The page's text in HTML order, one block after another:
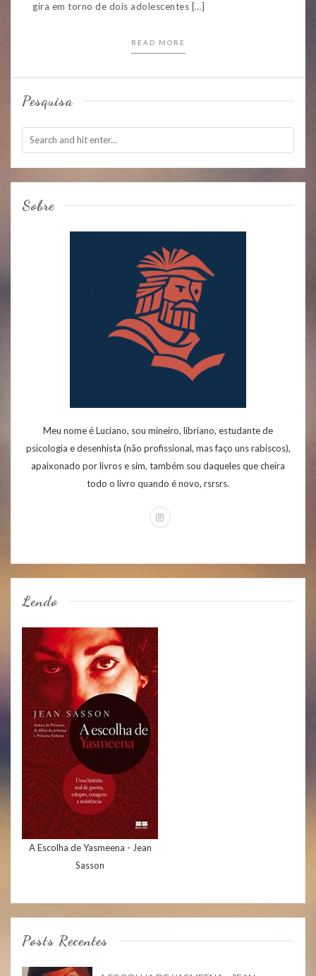
gira em torno de dois adolescentes […]
READ MORE
Pesquisa
Sobre
Meu nome é Luciano, sou mineiro, libriano, estudante de
psicologia e desenhista (não profissional, mas faço uns rabiscos),
apaixonado por livros e sim, também sou daqueles que cheira
todo o livro quando é novo, rsrsrs.
Lendo
A Escolha de Yasmeena - Jean
Sasson
Posts Recentes